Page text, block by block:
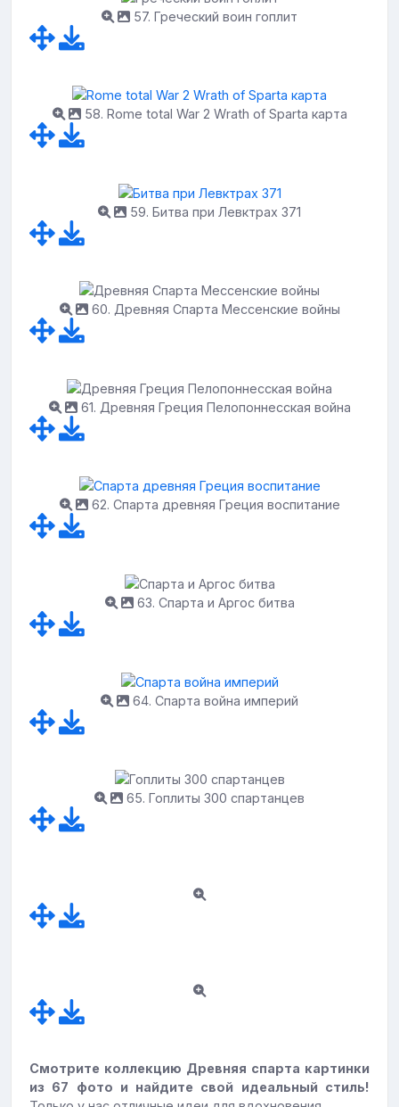
57. Греческий воин гоплит
58. Rome total War 2 Wrath of Sparta карта
59. Битва при Левктрах 371
60. Древняя Спарта Мессенские войны
61. Древняя Греция Пелопоннесская война
62. Спарта древняя Греция воспитание
63. Спарта и Аргос битва
64. Спарта война империй
65. Гоплиты 300 спартанцев
Смотрите коллекцию Древняя спарта картинки
из 67 фото и найдите свой идеальный стиль!